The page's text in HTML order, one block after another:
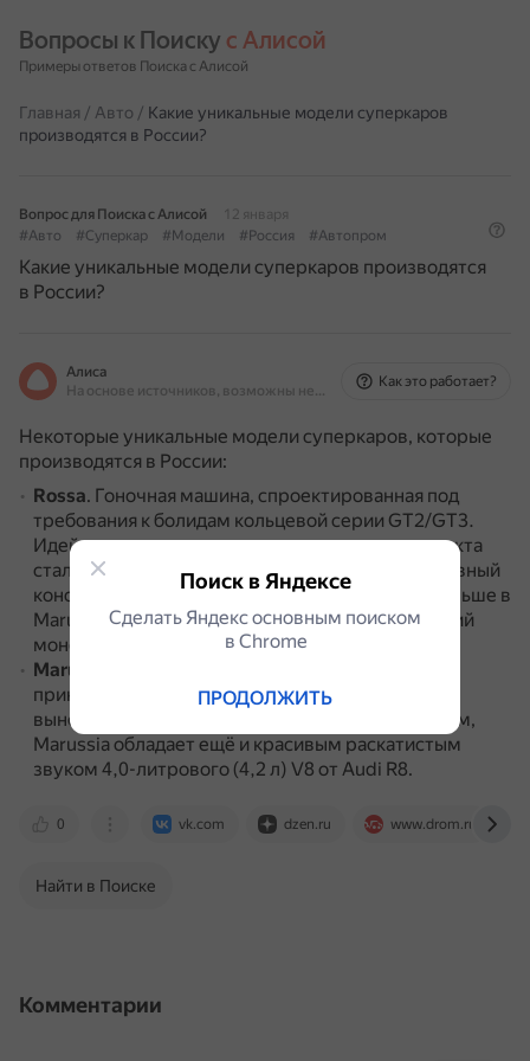
Вопросы к Поиску с Алисой
Примеры ответов Поиска с Алисой
Главная / Авто / Какие уникальные модели суперкаров
производятся в России?
Вопрос для Поиска с Алисой
12 января
#Авто
#Суперкар #Модели #Россия #Автопром
Какие уникальные модели суперкаров производятся
в России?
Алиса
На основе источников, возможны неточности
Как это работает?
Некоторые уникальные модели суперкаров, которые
производятся в России:
Rossa. Гоночная машина, спроектированная под
требования к болидам кольцевой серии GT2/GT3.
Идейным вдохновителем и соинвестором проекта
стал известный автогонщик Роман Русинов.
Главный
конструктор — Игорь Ермилин, работавший раньше в
Marussia Motors.В основе модели лежит несущий
монокок от Marussia B1.
Marussia GT
принимает участие в российской серии гонок на
выносливость REC.
Помимо чистых линий и форм,
Marussia обладает ещё и красивым раскатистым
звуком 4,0-литрового (4,2 л) V8 от Audi R8.
0 vk.com dzen.ru www.drom.ru
Найти в Поиске
Комментарии
Поиск в Яндексе
Сделать Яндекс основным поиском
в Сhrome
ПРОДОЛЖИТЬ